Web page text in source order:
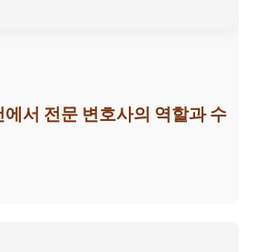
에서 전문 변호사의 역할과 수